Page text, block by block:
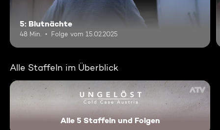
5: Blutnächte
48 Min. Folge vom 15.02.2025
Alle Staffeln im Überblick
Alle 5 Staffeln und Folgen